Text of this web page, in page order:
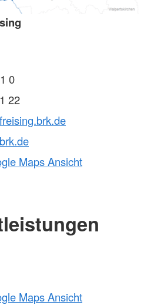
0
22
Maps Ansicht
Maps Ansicht